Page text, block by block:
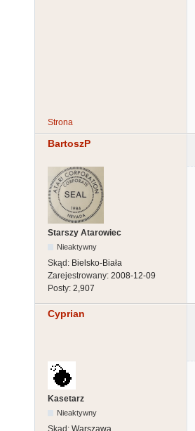
Strona
BartoszP
Starszy Atarowiec
Nieaktywny
Skąd: Bielsko-Biała
Zarejestrowany: 2008-12-09
Posty: 2,907
Cyprian
Kasetarz
Nieaktywny
Skąd: Warszawa